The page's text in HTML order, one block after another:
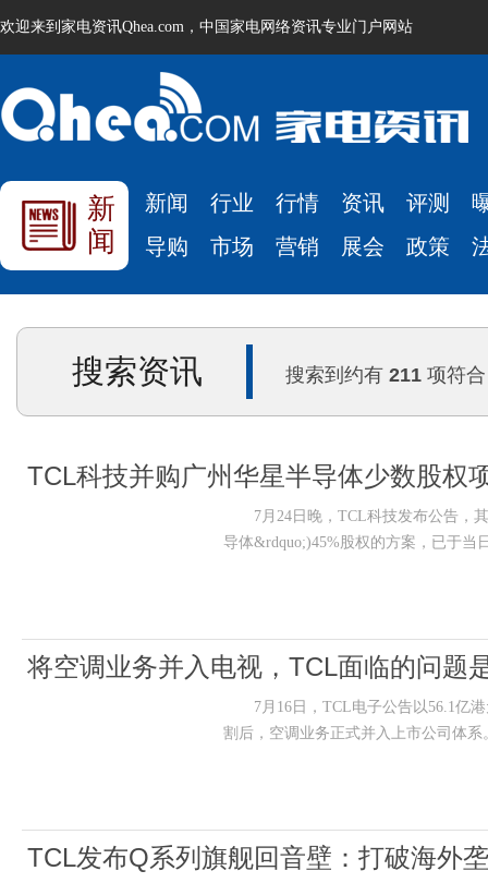
欢迎来到家电资讯Qhea.com，中国家电网络资讯专业门户网站
新
闻
新闻 行业 行情 资讯 评测
导购
市场 营销 展会 政策
搜索资讯 搜索到约有 211 项符合
TCL科技并购广州华星半导体少数股权
7月24日晚，TCL科技发布公告，其
导体&rdquo;)45%股权的方案，已于当
将空调业务并入电视，TCL面临的问题
7月16日，TCL电子公告以56.1亿港
割后，空调业务正式并入上市公司体
TCL发布Q系列旗舰回音壁：打破海外